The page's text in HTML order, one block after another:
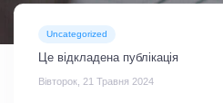
Uncategorized
Це відкладена публікація
Вівторок, 21 Травня 2024